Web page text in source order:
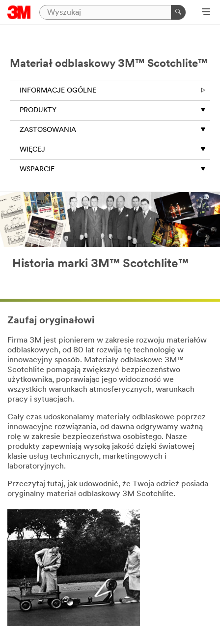
Materiał odblaskowy 3M™ Scotchlite™
INFORMACJE OGÓLNE
PRODUKTY
ZASTOSOWANIA
WIĘCEJ
WSPARCIE
Historia marki 3M™ Scotchlite™
Zaufaj oryginałowi
Firma 3M jest pionierem w zakresie rozwoju materiałów
odblaskowych, od 80 lat rozwija tę technologię w
innowacyjny sposób. Materiały odblaskowe 3M™
Scotchlite pomagają zwiększyć bezpieczeństwo
użytkownika, poprawiając jego widoczność we
wszystkich warunkach atmosferycznych, warunkach
pracy i sytuacjach.​
​Cały czas udoskonalamy materiały odblaskowe poprzez
innowacyjne rozwiązania, od dawna odgrywamy ważną
rolę w zakresie bezpieczeństwa osobistego. Nasze
produkty zapewniają wysoką jakość dzięki światowej
klasie usług technicznych, marketingowych i
laboratoryjnych.
Przeczytaj tutaj, jak udowodnić, że Twoja odzież posiada
oryginalny materiał odblaskowy 3M Scotchlite.